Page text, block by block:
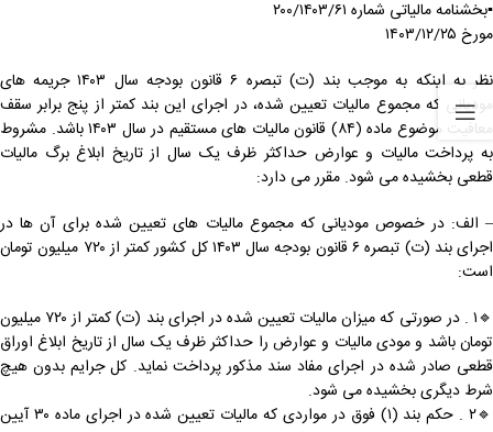
▪️بخشنامه مالیاتی شماره ۲۰۰/۱۴۰۳/۶۱
مورخ ١٤٠٣/١٢/۲۵
نظر به اینکه به موجب بند (ت) تبصره ۶ قانون بودجه سال ۱۴۰۳ جریمه های
مودیانی که مجموع مالیات تعیین شده، در اجرای این بند کمتر از پنج برابر سقف
معافیت موضوع ماده (٨٤) قانون مالیات های مستقیم در سال ۱۴۰۳ باشد. مشروط
به پرداخت مالیات و عوارض حداکثر ظرف یک سال از تاریخ ابلاغ برگ مالیات
قطعی بخشیده می شود. مقرر می دارد:
– الف: در خصوص مودیانی که مجموع مالیات های تعیین شده برای آن ها در
اجرای بند (ت) تبصره ۶ قانون بودجه سال ۱۴۰۳ کل کشور کمتر از ۷۲۰ میلیون تومان
است:
🔹۱ . در صورتی که میزان مالیات تعیین شده در اجرای بند (ت) کمتر از ۷۲۰ میلیون
تومان باشد و مودی مالیات و عوارض را حداکثر ظرف یک سال از تاریخ ابلاغ اوراق
قطعی صادر شده در اجرای مفاد سند مذکور پرداخت نماید. کل جرایم بدون هیچ
شرط دیگری بخشیده می شود.
🔹۲ . حکم بند (۱) فوق در مواردی که مالیات تعیین شده در اجرای ماده ۳۰ آیین